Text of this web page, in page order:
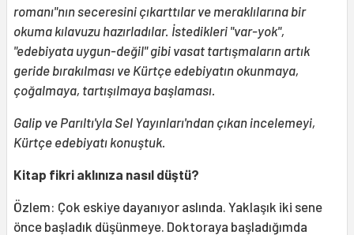
romanı"nın seceresini çıkarttılar ve meraklılarına bir
okuma kılavuzu hazırladılar. İstedikleri "var-yok",
"edebiyata uygun-değil" gibi vasat tartışmaların artık
geride bırakılması ve Kürtçe edebiyatın okunmaya,
çoğalmaya, tartışılmaya başlaması.
Galip ve Parıltı'yla Sel Yayınları'ndan çıkan incelemeyi,
Kürtçe edebiyatı konuştuk.
Kitap fikri aklınıza nasıl düştü?
Özlem: Çok eskiye dayanıyor aslında. Yaklaşık iki sene
önce başladık düşünmeye. Doktoraya başladığımda